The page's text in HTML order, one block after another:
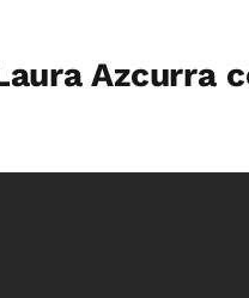
Azcurra